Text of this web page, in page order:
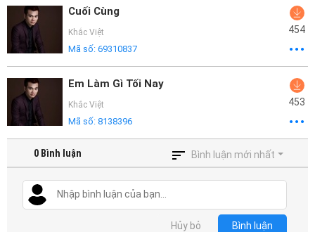
Cuối Cùng
Khắc Việt
Mã số: 69310837
454
Em Làm Gì Tối Nay
Khắc Việt
Mã số: 8138396
453
0 Bình luận Bình luận mới nhất
Hủy bỏ Bình luận